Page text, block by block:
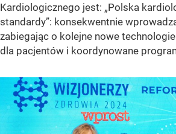
Kardiologicznego jest: „Polska
standardy”: konsekwentnie
zabiegając o kolejne nowe
dla pacjentów i koordynowane